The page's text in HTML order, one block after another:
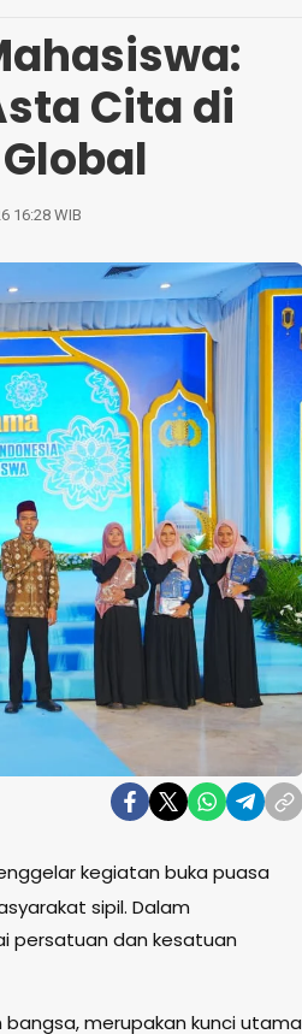
Cita di
16:28 WIB
kegiatan buka puasa
sipil. Dalam
persatuan dan kesatuan
merupakan kunci utama